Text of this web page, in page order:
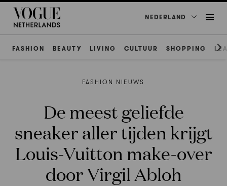
NEDERLAND
FASHION BEAUTY LIVING CULTUUR SHOPPING
FASHION NIEUWS
De meest geliefde
sneaker aller tijden krijgt
Louis-Vuitton make-over
door Virgil Abloh